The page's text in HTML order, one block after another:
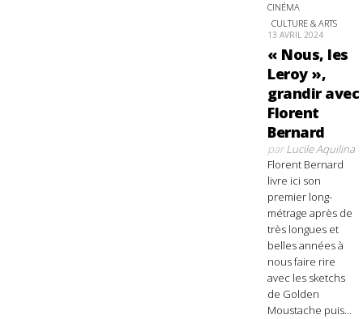
CINÉMA
CULTURE & ARTS
13 AVRIL 2024
« Nous, les
Leroy »,
grandir avec
Florent
Bernard
parLucile Aquilina
Florent Bernard
livre ici son
premier long-
métrage après de
très longues et
belles années à
nous faire rire
avec les sketchs
de Golden
Moustache puis...